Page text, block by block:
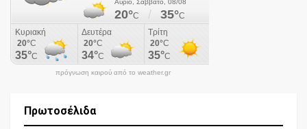
πρόγνωση καιρού από το weather.gr
Πρωτοσέλιδα